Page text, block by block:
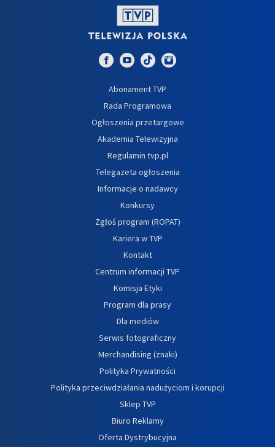
Abonament TVP
Rada Programowa
Ogłoszenia przetargowe
Akademia Telewizyjna
Regulamin tvp.pl
Telegazeta ogłoszenia
Informacje o nadawcy
Konkursy
Zgłoś program (ROPAT)
Kariera w TVP
Kontakt
Centrum informacji TVP
Komisja Etyki
Program dla prasy
Dla mediów
Serwis fotograficzny
Merchandising (znaki)
Polityka Prywatności
Polityka przeciwdziałania nadużyciom i korupcji
Sklep TVP
Biuro Reklamy
Oferta Dystrybucyjna